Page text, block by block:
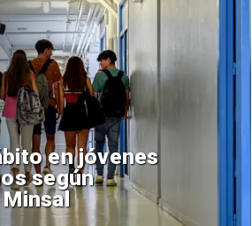
en jóvenes
según